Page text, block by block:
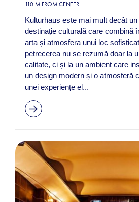
110 M FROM CENTER
Kulturhaus este mai mult decât
destinație culturală care combină
arta și atmosfera unui loc
petrecerea nu se rezumă doar la
calitate, ci și la un ambient care
un design modern și o atmosferă
unei experiențe el...